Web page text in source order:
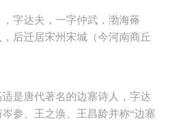
字达夫，一字仲武，渤海蓨
，后迁居宋州宋城（今河南商丘
侍，封渤海县侯，世称高常
是唐代著名的边塞诗人，字达
参、王之涣、王昌龄并称“边塞